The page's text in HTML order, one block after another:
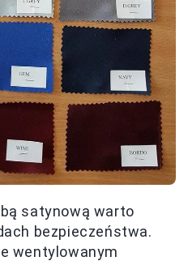
satynową warto
bezpieczeństwa.
wentylowanym